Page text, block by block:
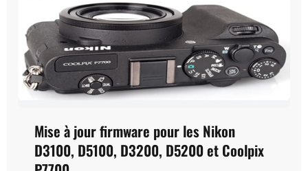
Mise à jour firmware pour les Nikon
D3100, D5100, D3200, D5200 et Coolpix